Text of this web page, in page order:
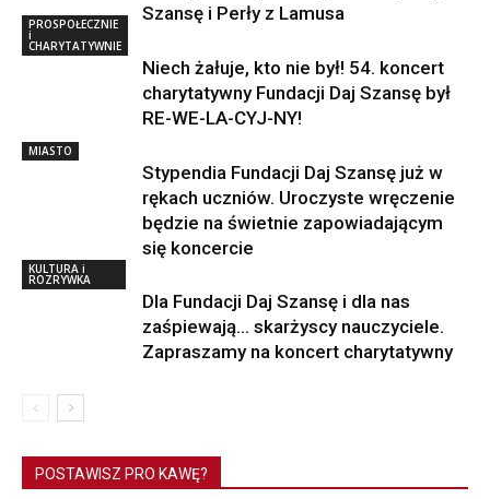
Szansę i Perły z Lamusa
PROSPOŁECZNIE
i
CHARYTATYWNIE
Niech żałuje, kto nie był! 54. koncert
charytatywny Fundacji Daj Szansę był
RE-WE-LA-CYJ-NY!
MIASTO
Stypendia Fundacji Daj Szansę już w
rękach uczniów. Uroczyste wręczenie
będzie na świetnie zapowiadającym
się koncercie
KULTURA i
ROZRYWKA
Dla Fundacji Daj Szansę i dla nas
zaśpiewają… skarżyscy nauczyciele.
Zapraszamy na koncert charytatywny
POSTAWISZ PRO KAWĘ?